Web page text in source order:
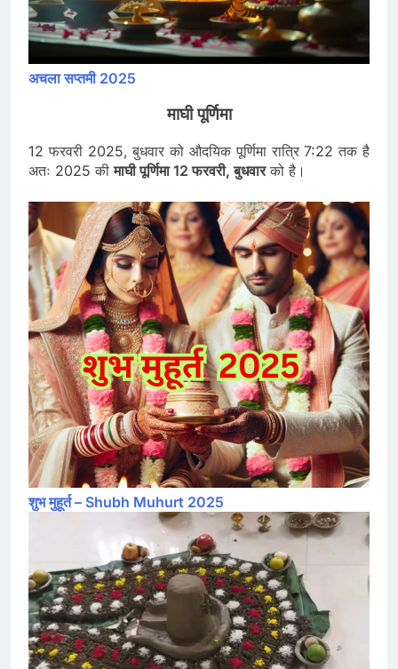
अचला सप्तमी 2025
माघी पूर्णिमा
12 फरवरी 2025, बुधवार को औदयिक पूर्णिमा रात्रि 7:22 तक है
अतः 2025 कीमाघी पूर्णिमा 12 फरवरी, बुधवारको है।
शुभ मुहूर्त – Shubh Muhurt 2025